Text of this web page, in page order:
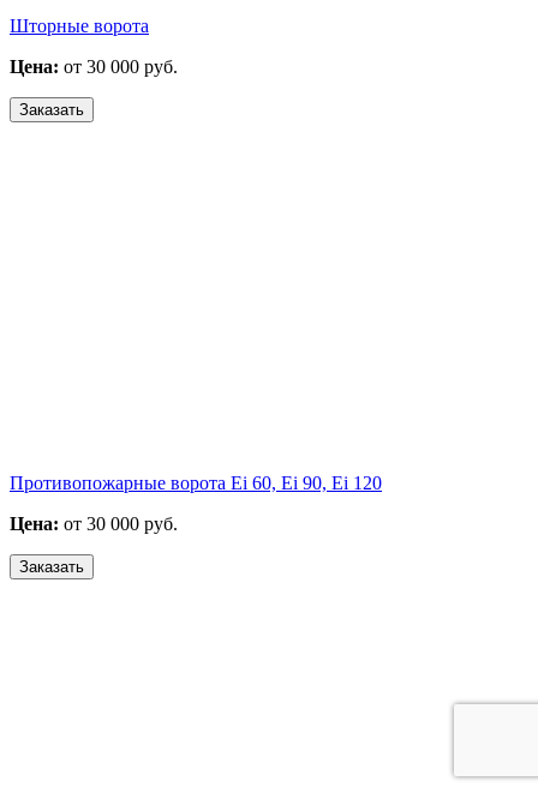
Шторные ворота
Цена: от 30 000 руб.
Заказать
Противопожарные ворота Ei 60, Ei 90, Ei 120
Цена: от 30 000 руб.
Заказать